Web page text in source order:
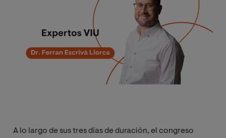
A lo largo de sus tres días de duración, el congreso